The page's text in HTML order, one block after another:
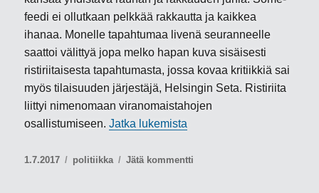
feedi ei ollutkaan pelkkää rakkautta ja kaikkea
ihanaa. Monelle tapahtumaa livenä seuranneelle
saattoi välittyä jopa melko hapan kuva sisäisesti
ristiriitaisesta tapahtumasta, jossa kovaa kritiikkiä sai
myös tilaisuuden järjestäjä, Helsingin Seta. Ristiriita
liittyi nimenomaan viranomaistahojen
osallistumiseen.Jatka lukemista
Julkaistu
1.7.2017 Kategoriat
politiikka Jätä kommentti